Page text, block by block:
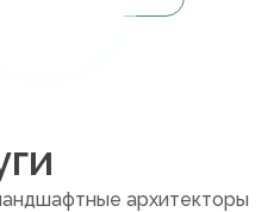
архитекторы